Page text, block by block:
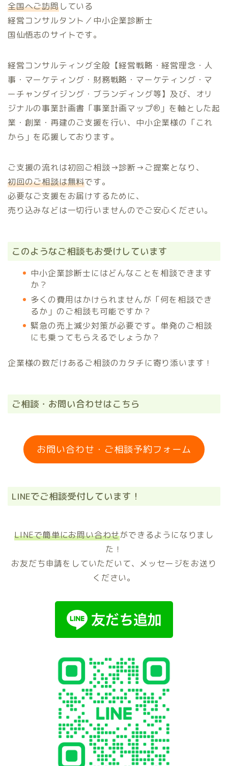
全国へご訪問している
経営コンサルタント／中小企業診断士
国仙悟志のサイトです。
経営コンサルティング全般【経営戦略・経営理念・人
事・マーケティング・財務戦略・マーケティング・マ
ーチャンダイジング・ブランディング等】及び、オリ
ジナルの事業計画書「事業計画マップ®️」を軸とした起
業・創業・再建のご支援を行い、中小企業様の「これ
から」を応援しております。
ご支援の流れは初回ご相談→診断→ご提案となり、
初回のご相談は無料です。
必要なご支援をお届けするために、
売り込みなどは一切行いませんのでご安心ください。
このようなご相談もお受けしています
中小企業診断士にはどんなことを相談できます
か？
多くの費用はかけられませんが「何を相談でき
るか」のご相談も可能ですか？
緊急の売上減少対策が必要です。単発のご相談
にも乗ってもらえるでしょうか？
企業様の数だけあるご相談のカタチに寄り添います！
ご相談・お問い合わせはこちら
お問い合わせ・ご相談予約フォーム
LINEでご相談受付しています！
LINEで簡単にお問い合わせができるようになりまし
た！
お友だち申請をしていただいて、メッセージをお送り
ください。